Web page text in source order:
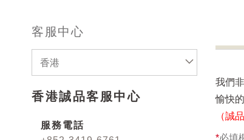
客服中心
香港
香港誠品客服中心
服務電話
我們
愉快
（誠
*必填